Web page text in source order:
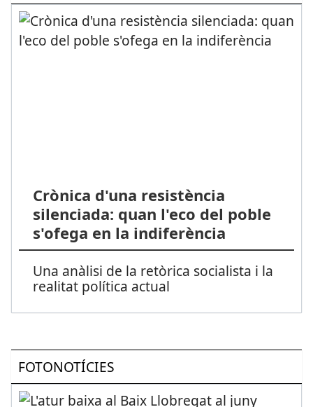
Crònica d'una resistència
silenciada: quan l'eco del poble
s'ofega en la indiferència
Una anàlisi de la retòrica socialista i la
realitat política actual
FOTONOTÍCIES